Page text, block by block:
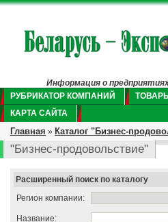
Информация о
РУБРИКАТОР КОМПАНИЙ
КАРТА САЙТА
Главная » Каталог "Бизнес-
"Бизнес-продовольствие"
Расширенный поиск по каталогу
Регион компании:
Название: